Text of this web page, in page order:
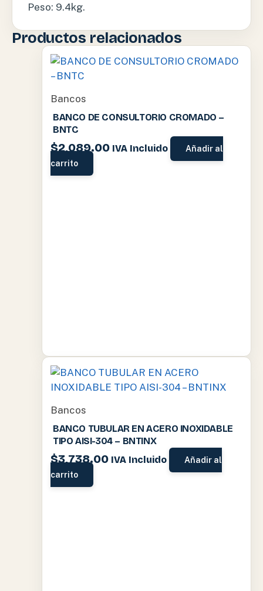
Peso: 9.4kg.
Productos relacionados
Bancos
BANCO DE CONSULTORIO CROMADO –
BNTC
$2,089.00 IVA Incluido
Añadir al
carrito
Bancos
BANCO TUBULAR EN ACERO INOXIDABLE
TIPO AISI-304 – BNTINX
$3,738.00 IVA Incluido
Añadir al
carrito